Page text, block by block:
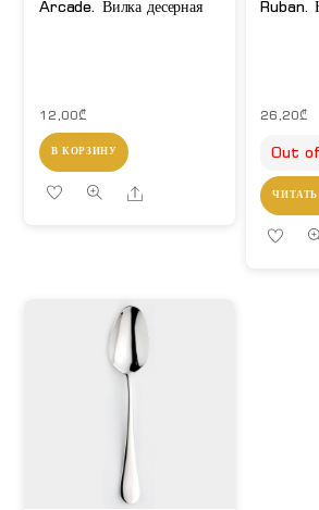
Arcade. Вилка десерная
12,00₾
В КОРЗИНУ
Share
Ruban.
26,20₾
Out